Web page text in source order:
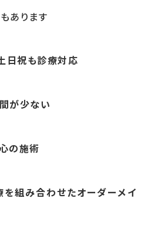
あります
日祝も診療対応
が少ない
の施術
を組み合わせたオーダーメイ